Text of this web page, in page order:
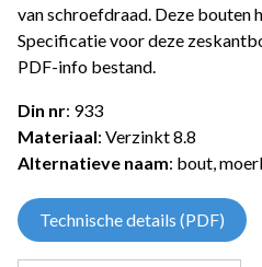
van schroefdraad. Deze bouten
Specificatie voor deze
PDF-info bestand.
Din nr: 933
Materiaal: Verzinkt 8.8
Alternatieve naam: bout,
Technische details (PDF)